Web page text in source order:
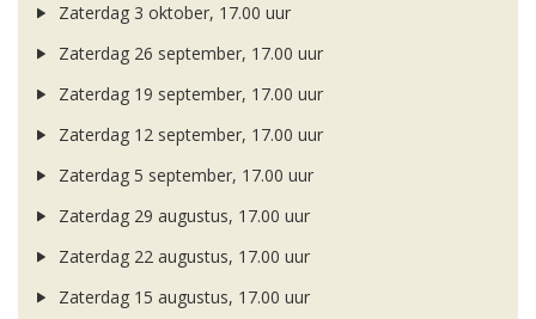
Zaterdag 3 oktober, 17.00 uur
Zaterdag 26 september, 17.00 uur
Zaterdag 19 september, 17.00 uur
Zaterdag 12 september, 17.00 uur
Zaterdag 5 september, 17.00 uur
Zaterdag 29 augustus, 17.00 uur
Zaterdag 22 augustus, 17.00 uur
Zaterdag 15 augustus, 17.00 uur